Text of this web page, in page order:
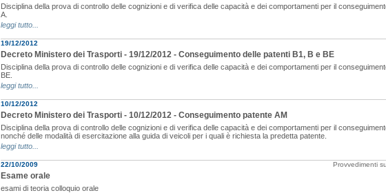
Disciplina della prova di controllo delle cognizioni e di verifica delle capacità e dei comportamenti per il
A.
leggi tutto...
19/12/2012
Decreto Ministero dei Trasporti - 19/12/2012 - Conseguimento delle patenti B1, B e BE
Disciplina della prova di controllo delle cognizioni e di verifica delle capacità e dei comportamenti per il
BE.
leggi tutto...
10/12/2012
Decreto Ministero dei Trasporti - 10/12/2012 - Conseguimento patente AM
Disciplina della prova di controllo delle cognizioni e di verifica delle capacità e dei comportamenti per il
nonché delle modalità di esercitazione alla guida di veicoli per i quali è richiesta la predetta patente.
leggi tutto...
22/10/2009 Provvedimenti
Esame orale
esami di teoria colloquio orale